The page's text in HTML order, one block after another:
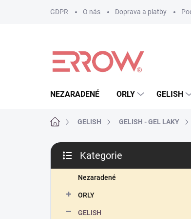
GDPR O nás Doprava a platby
NEZARADENÉ ORLY GELISH
Domů GELISH GELISH - GEL LAKY
P
s
kategorie
Kategorie
Nezaradené
ORLY
GELISH